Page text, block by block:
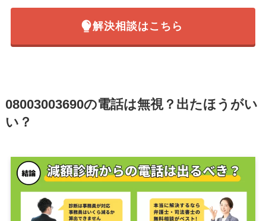
解決相談はこちら
08003003690の電話は無視？出たほうがい
い？